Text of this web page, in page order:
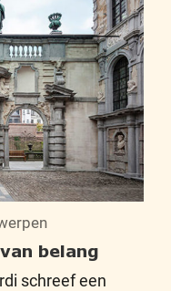
belang
schreef een